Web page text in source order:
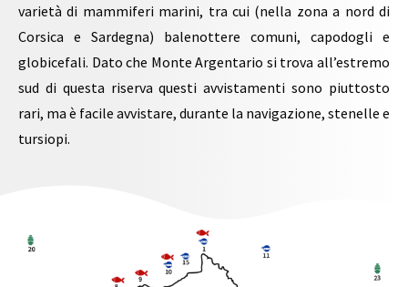
varietà di mammiferi marini, tra cui (nella zona a nord di
Corsica e Sardegna) balenottere comuni, capodogli e
globicefali. Dato che Monte Argentario si trova all’estremo
sud di questa riserva questi avvistamenti sono piuttosto
rari, ma è facile avvistare, durante la navigazione, stenelle e
tursiopi.